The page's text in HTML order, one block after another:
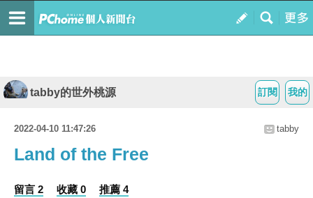
我的
訂閱
tabby的世外桃源
2022-04-10 11:47:26 tabby
Land of the Free
留言 2 收藏 0 推薦 4